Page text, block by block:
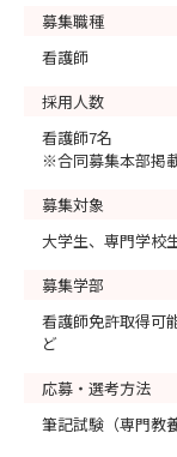
募集職種
看護師
採用人数
看護師7名
※合同募集本部掲
募集対象
大学生、専門学校
募集学部
看護師免許取得可
ど
応募・選考方法
筆記試験（専門教